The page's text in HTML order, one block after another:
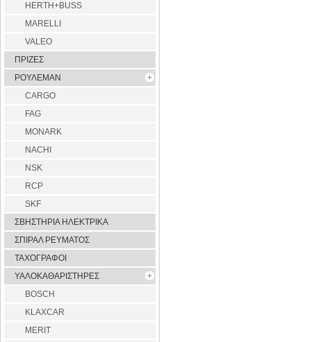
HERTH+BUSS
MARELLI
VALEO
ΠΡΙΖΕΣ
ΡΟΥΛΕΜΑΝ
CARGO
FAG
MONARK
NACHI
NSK
RCP
SKF
ΣΒΗΣΤΗΡΙΑ ΗΛΕΚΤΡΙΚΑ
ΣΠΙΡΑΛ ΡΕΥΜΑΤΟΣ
ΤΑΧΟΓΡΑΦΟΙ
ΥΑΛΟΚΑΘΑΡΙΣΤΗΡΕΣ
BOSCH
KLAXCAR
MERIT